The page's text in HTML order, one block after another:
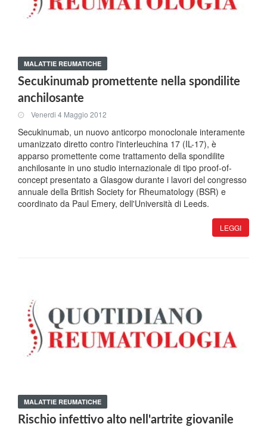
MALATTIE REUMATICHE
Secukinumab promettente nella spondilite
anchilosante
Venerdi 4 Maggio 2012
Secukinumab, un nuovo anticorpo monoclonale interamente
umanizzato diretto contro l'interleuchina 17 (IL-17), è
apparso promettente come trattamento della spondilite
anchilosante in uno studio internazionale di tipo proof-of-
concept presentato a Glasgow durante i lavori del congresso
annuale della British Society for Rheumatology (BSR) e
coordinato da Paul Emery, dell'Università di Leeds.
LEGGI
MALATTIE REUMATICHE
Rischio infettivo alto nell'artrite giovanile